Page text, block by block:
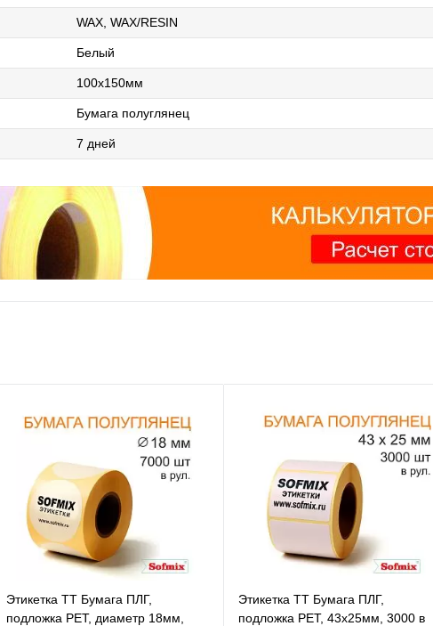
WAX, WAX/RESIN
Белый
100х150мм
Бумага полуглянец
7 дней
Этикетка ТТ Бумага ПЛГ,
подложка РЕТ, диаметр 18мм,
Этикетка ТТ Бумага ПЛГ,
подложка РЕТ, 43х25мм, 3000 в